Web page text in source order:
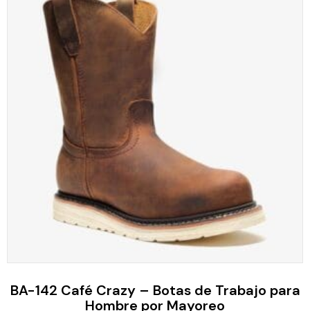
BA-142 Café Crazy – Botas de Trabajo para
Hombre por Mayoreo